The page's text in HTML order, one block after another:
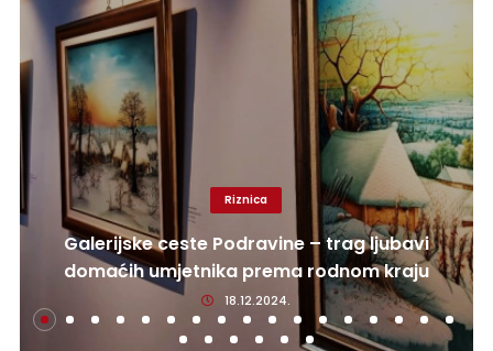
Riznica
Galerijske ceste Podravine – trag ljubavi
domaćih umjetnika prema rodnom kraju
18.12.2024.